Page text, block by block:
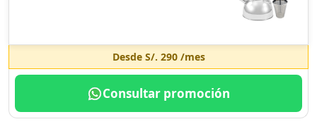
Desde S/. 290/mes
Consultar promoción